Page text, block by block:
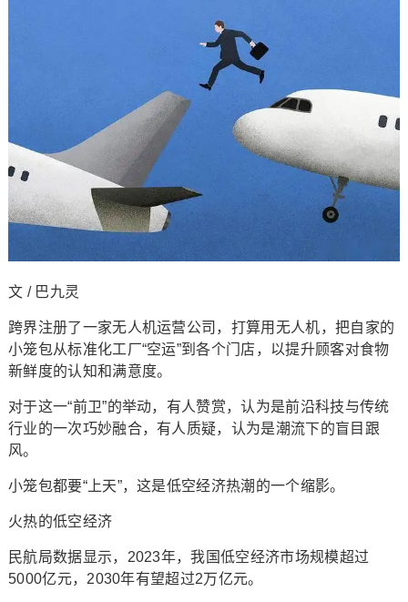
文 / 巴九灵
跨界注册了一家无人机运营公司，打算用无人机，把自家的
小笼包从标准化工厂“空运”到各个门店，以提升顾客对食物
新鲜度的认知和满意度。
对于这一“前卫”的举动，有人赞赏，认为是前沿科技与传统
行业的一次巧妙融合，有人质疑，认为是潮流下的盲目跟
风。
小笼包都要“上天”，这是低空经济热潮的一个缩影。
火热的低空经济
民航局数据显示，2023年，我国低空经济市场规模超过
5000亿元，2030年有望超过2万亿元。